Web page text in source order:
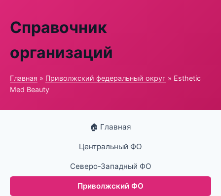
Справочник
организаций
Главная » Приволжский федеральный округ » Esthetic
Med Beauty
🏠 Главная
Центральный ФО
Северо-Западный ФО
Приволжский ФО